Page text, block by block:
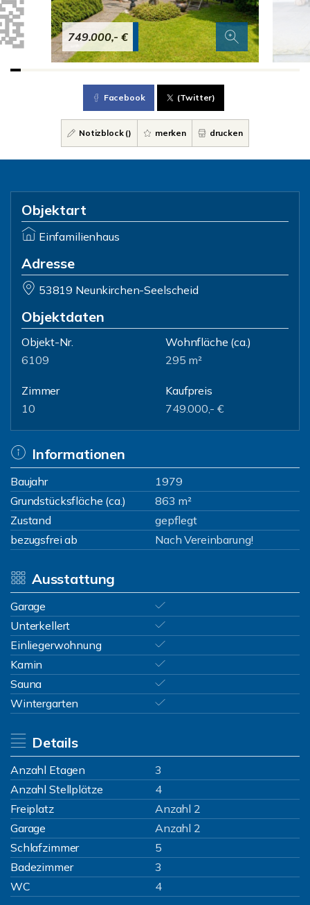
749.000,- €
Facebook (Twitter)
Notizblock () merken drucken
Objektart
Einfamilienhaus
Adresse
53819 Neunkirchen-Seelscheid
Objektdaten
Objekt-Nr.
6109
Wohnfläche (ca.)
295 m²
Zimmer
10
Kaufpreis
749.000,- €
Informationen
Baujahr
1979
Grundstücksfläche (ca.)
863 m²
Zustand
gepflegt
bezugsfrei ab
Nach Vereinbarung!
Ausstattung
Garage
Unterkellert
Einliegerwohnung
Kamin
Sauna
Wintergarten
Details
Anzahl Etagen
3
Anzahl Stellplätze
4
Freiplatz
Anzahl 2
Garage
Anzahl 2
Schlafzimmer
5
Badezimmer
3
WC
4